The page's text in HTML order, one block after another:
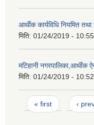
आर्थीक कार्यविधि नियमित
मिति: 01/24/2019 - 10:55
मटिहानी
मिति: 01/24/2019 - 10:52
Pages
« first ‹